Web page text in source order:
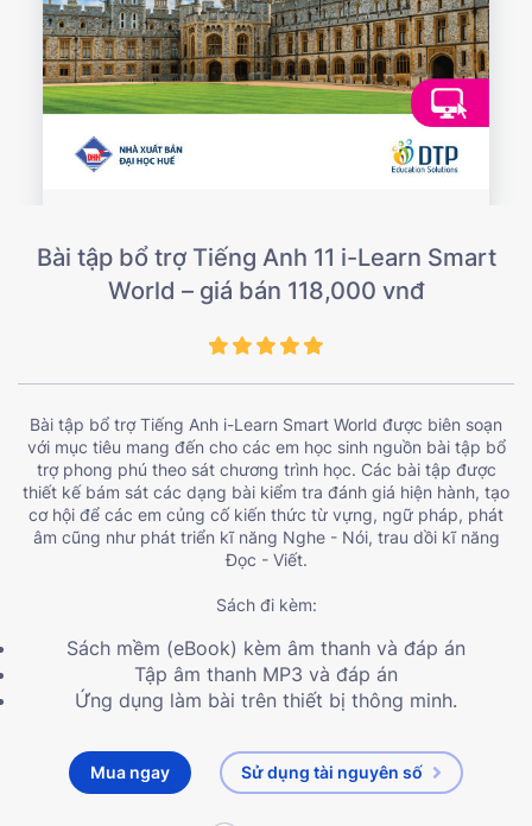
Bài tập bổ trợ Tiếng Anh 11 i-Learn Smart
World – giá bán 118,000 vnđ
Bài tập bổ trợ Tiếng Anh i-Learn Smart World được biên soạn
với mục tiêu mang đến cho các em học sinh nguồn bài tập bổ
trợ phong phú theo sát chương trình học. Các bài tập được
thiết kế bám sát các dạng bài kiểm tra đánh giá hiện hành, tạo
cơ hội để các em củng cố kiến thức từ vựng, ngữ pháp, phát
âm cũng như phát triển kĩ năng Nghe - Nói, trau dồi kĩ năng
Đọc - Viết.
Sách đi kèm:
Sách mềm (eBook) kèm âm thanh và đáp án
Tập âm thanh MP3 và đáp án
Ứng dụng làm bài trên thiết bị thông minh.
Mua ngay Sử dụng tài nguyên số